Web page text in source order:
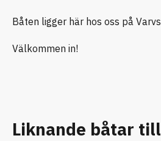
Båten ligger här hos oss på
Välkommen in!
Liknande båtar